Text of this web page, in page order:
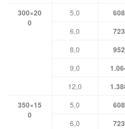
300×20
0
5,0
6,0
8,0
9,0
12,0
350×15
0
5,0
6,0